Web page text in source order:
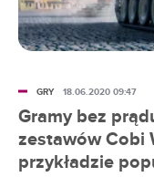
Gramy bez
zestawów Cobi
przykładzie
GRY 18.06.2020 09:47